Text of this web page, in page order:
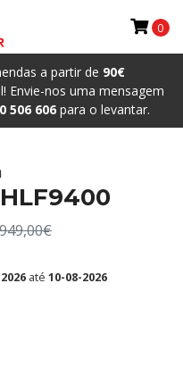
a partir de 90€
Envie-nos uma mensagem
506 606para o levantar.
0
949,00€
até 10-08-2026